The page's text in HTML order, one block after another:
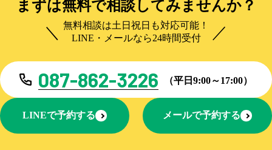
まずは無料で相談してみませんか？
無料相談は土日祝日も対応可能！
LINE・メールなら24時間受付
087-862-3226 （平日9:00～17:00）
LINEで予約する メールで予約する